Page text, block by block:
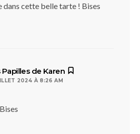
dans cette belle tarte ! Bises
Papilles de Karen
2024 À 8:26 AM
Bises